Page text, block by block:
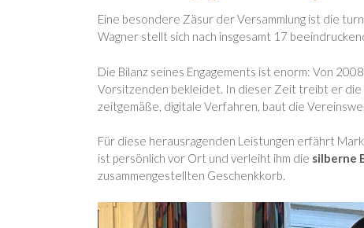
Eine besondere Zäsur der Versammlung ist die
Wagner stellt sich nach insgesamt 17
Die Bilanz seines Engagements ist enorm: Von
Vorsitzenden bekleidet. In dieser Zeit treibt er die
zeitgemäße, digitale Verfahren, baut die
Für diese herausragenden Leistungen erfährt
ist persönlich vor Ort und verleiht ihm die silberne
zusammengestellten Geschenkkorb.